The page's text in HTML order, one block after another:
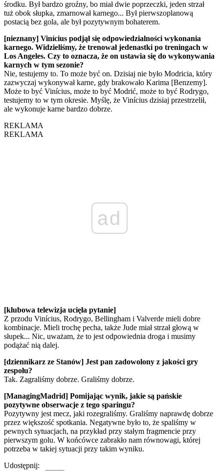
środku. Był bardzo groźny, bo miał dwie poprzeczki, jeden strzał
tuż obok słupka, zmarnował karnego... Był pierwszoplanową
postacią bez gola, ale był pozytywnym bohaterem.
[nieznany] Vinícius podjął się odpowiedzialności wykonania
karnego. Widzieliśmy, że trenował jedenastki po treningach w
Los Angeles. Czy to oznacza, że on ustawia się do wykonywania
karnych w tym sezonie?
Nie, testujemy to. To może być on. Dzisiaj nie było Modricia, który
zazwyczaj wykonywał karne, gdy brakowało Karima [Benzemy].
Może to być Vinícius, może to być Modrić, może to być Rodrygo,
testujemy to w tym okresie. Myślę, że Vinícius dzisiaj przestrzelił,
ale wykonuje karne bardzo dobrze.
REKLAMA
REKLAMA
ad
[klubowa telewizja ucięła pytanie]
Z przodu Vinícius, Rodrygo, Bellingham i Valverde mieli dobre
kombinacje. Mieli trochę pecha, także Jude miał strzał głową w
słupek... Nic, uważam, że to jest odpowiednia droga i musimy
podążać nią dalej.
[dziennikarz ze Stanów] Jest pan zadowolony z jakości gry
zespołu?
Tak. Zagraliśmy dobrze. Graliśmy dobrze.
[ManagingMadrid] Pomijając wynik, jakie są pańskie
pozytywne obserwacje z tego sparingu?
Pozytywny jest mecz, jaki rozegraliśmy. Graliśmy naprawdę dobrze
przez większość spotkania. Negatywne było to, że spaliśmy w
pewnych sytuacjach, na przykład przy stałym fragmencie przy
pierwszym golu. W końcówce zabrakło nam równowagi, której
potrzeba w takiej sytuacji przy takim wyniku.
Udostępnij: